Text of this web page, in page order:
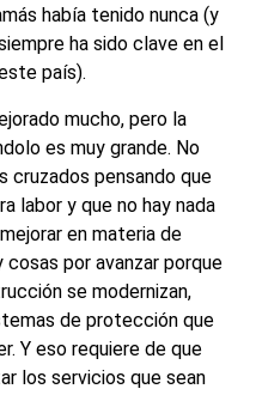
había tenido nunca (y
ha sido clave en el
país).
mucho, pero la
es muy grande. No
cruzados pensando que
labor y que no hay nada
en materia de
cosas por avanzar porque
se modernizan,
de protección que
Y eso requiere de que
los servicios que sean